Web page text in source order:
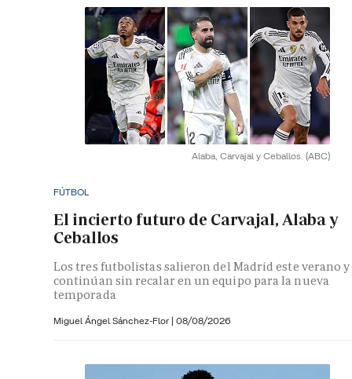
Alaba, Carvajal y Ceballos. (ABC)
FÚTBOL
El incierto futuro de Carvajal, Alaba y
Ceballos
Los tres futbolistas salieron del Madrid este verano y
continúan sin recalar en un equipo para la nueva
temporada
Miguel Ángel Sánchez-Flor | 08/08/2026